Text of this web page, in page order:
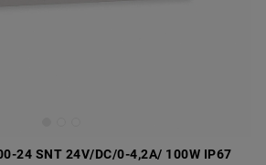
24 SNT 24V/DC/0-4,2A/ 100W IP67